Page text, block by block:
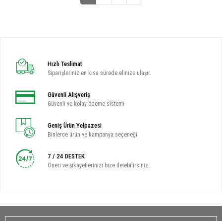
Hızlı Teslimat
Siparişleriniz en kısa sürede elinize ulaşır.
Güvenli Alışveriş
Güvenli ve kolay ödeme sistemi
Geniş Ürün Yelpazesi
Binlerce ürün ve kampanya seçeneği
7 / 24 DESTEK
Öneri ve şikayetlerinizi bize iletebilirsiniz.